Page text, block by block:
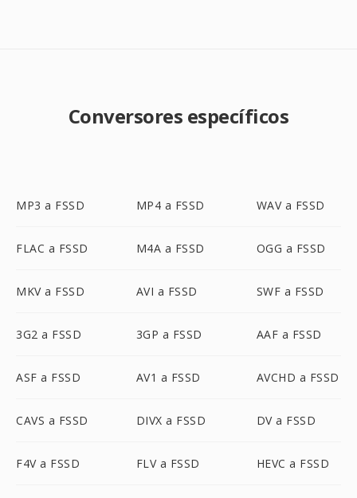
Conversores específicos
MP3 a FSSD MP4 a FSSD WAV a FSSD
FLAC a FSSD M4A a FSSD OGG a FSSD
MKV a FSSD AVI a FSSD SWF a FSSD
3G2 a FSSD 3GP a FSSD AAF a FSSD
ASF a FSSD AV1 a FSSD AVCHD a FSSD
CAVS a FSSD DIVX a FSSD DV a FSSD
F4V a FSSD FLV a FSSD HEVC a FSSD